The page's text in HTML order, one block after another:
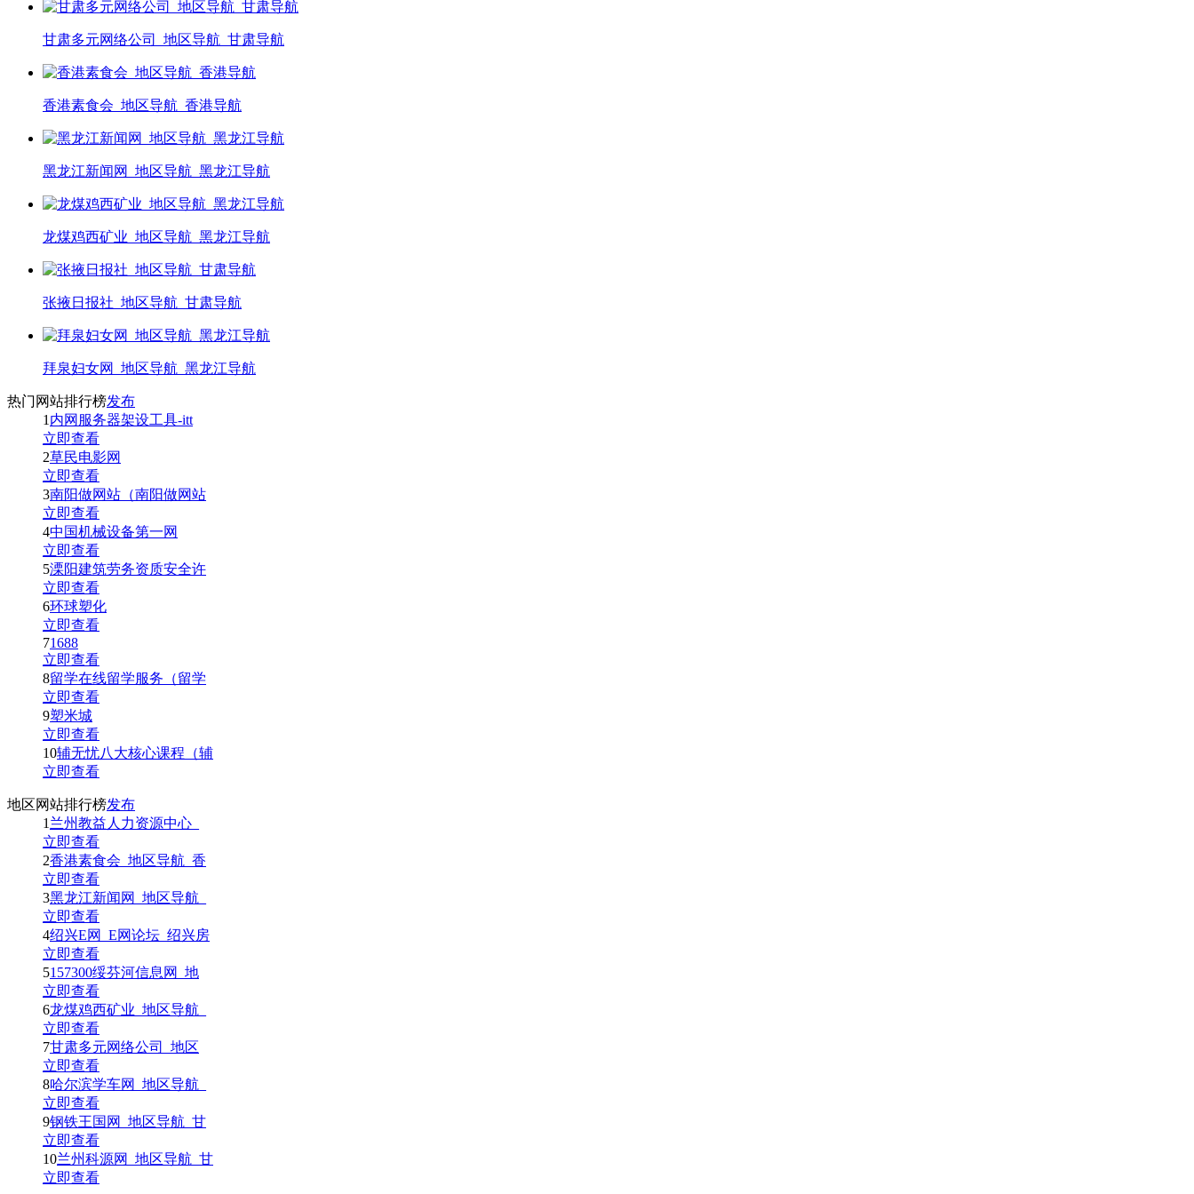
甘肃多元网络公司_地区导航_甘肃导航
香港素食会_地区导航_香港导航
黑龙江新闻网_地区导航_黑龙江导航
龙煤鸡西矿业_地区导航_黑龙江导航
张掖日报社_地区导航_甘肃导航
拜泉妇女网_地区导航_黑龙江导航
热门网站排行榜发布
1 内网服务器架设工具-itt
立即查看
2草民电影网
立即查看
3南阳做网站（南阳做网站
立即查看
4中国机械设备第一网
立即查看
5溧阳建筑劳务资质安全许
立即查看
6环球塑化
立即查看
71688
立即查看
8留学在线留学服务（留学
立即查看
9塑米城
立即查看
10辅无忧八大核心课程（辅
立即查看
地区网站排行榜发布
1 兰州教益人力资源中心_
立即查看
2香港素食会_地区导航_香
立即查看
3黑龙江新闻网_地区导航_
立即查看
4绍兴E网_E网论坛_绍兴房
立即查看
5157300绥芬河信息网_地
立即查看
6龙煤鸡西矿业_地区导航_
立即查看
7甘肃多元网络公司_地区
立即查看
8哈尔滨学车网_地区导航_
立即查看
9钢铁王国网_地区导航_甘
立即查看
10兰州科源网_地区导航_甘
立即查看